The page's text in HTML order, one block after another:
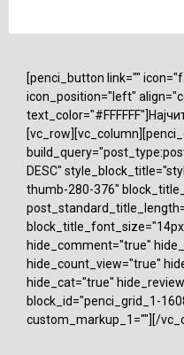
[penci_button link=""
icon_position="left"
DESC"
thumb-280-376"
hide_comment="true"
hide_count_view="true"
hide_cat="true"
block_id="penci_grid_1-
custom_markup_1=""][/